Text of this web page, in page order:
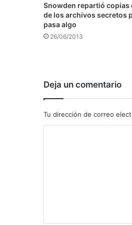
Snowden repartió copias
de los archivos secretos
pasa algo
26/06/2013
Deja un comentario
Tu dirección de correo
a